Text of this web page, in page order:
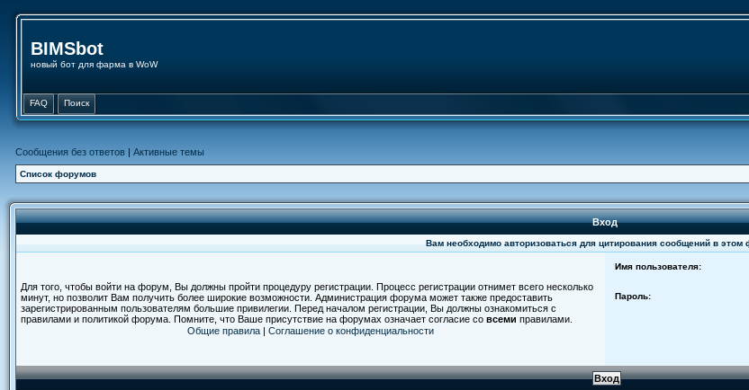
BIMSbot
новый бот для фарма в WoW
FAQ Поиск
Сообщения без ответов | Активные темы
Список форумов
Вход
Вам необходимо авторизоваться для цитирования сообщений в этом
Для того, чтобы войти на форум, Вы должны пройти процедуру регистрации. Процесс регистрации отнимет всего несколько
минут, но позволит Вам получить более широкие возможности. Администрация форума может также предоставить
зарегистрированным пользователям большие привилегии. Перед началом регистрации, Вы должны ознакомиться с
правилами и политикой форума. Помните, что Ваше присутствие на форумах означает согласие со всеми правилами.
Общие правила | Соглашение о конфиденциальности
Имя пользователя:
Пароль: